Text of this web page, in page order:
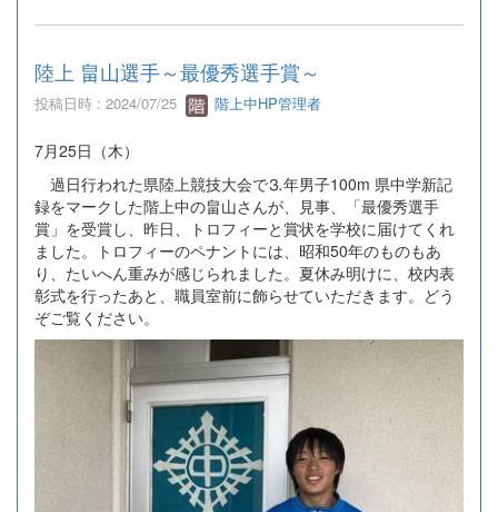
陸上 畠山選手～最優秀選手賞～
投稿日時 : 2024/07/25 階上中HP管理者
7月25日（木）
過日行われた県陸上競技大会で⒊年男子100m 県中学新記
録をマークした階上中の畠山さんが、見事、「最優秀選手
賞」を受賞し、昨日、トロフィーと賞状を学校に届けてくれ
ました。トロフィーのペナントには、昭和50年のものもあ
り、たいへん重みが感じられました。夏休み明けに、校内表
彰式を行ったあと、職員室前に飾らせていただきます。どう
ぞご覧ください。